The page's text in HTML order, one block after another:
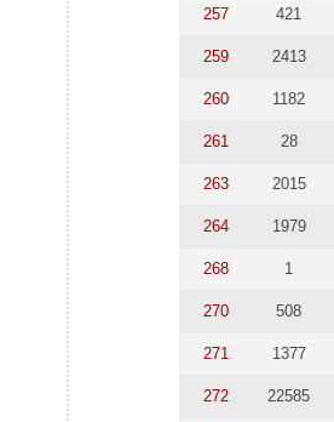
257 421
259 2413
260 1182
261 28
263 2015
264 1979
268 1
270 508
271 1377
272 22585